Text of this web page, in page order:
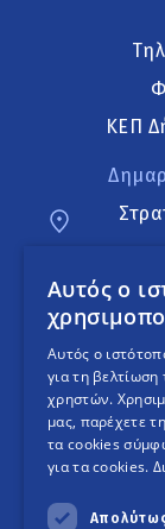
ΚΕΠ
Αυτός ο
Αυτός ο
για τη βελτίωση
χρηστών.
μας, παρέχετε
τα cookies
για τα cookies.